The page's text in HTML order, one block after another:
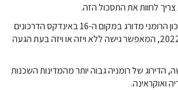
לחוות את התסכול הזה.
לפי הנלי ושותפים, הדרכון הרומני מדורג במקום ה-16 באינדקס הדרכונים
הגלובלי שלהם לשנת 2022, המאפשר גישה ללא ויזה או ויזה בעת הגעה
של רומניה גבוה יותר מהמדינות השכנות
ואוקראינה.